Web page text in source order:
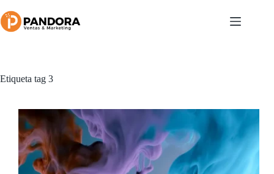
al
contenido
Etiqueta tag 3